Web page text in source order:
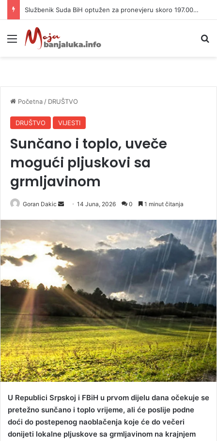
Službenik Suda BiH optužen za pronevjeru skoro 197.000 KM
Meni
Početna / DRUŠTVO
DRUŠTVO VIJESTI
Sunčano i toplo, uveče
mogući pljuskovi sa
grmljavinom
Goran Dakic
n
a
n
m
a
i
14 Juna, 2026 0 1 minut čitanja
U Republici Srpskoj i FBiH u prvom dijelu dana očekuje se
pretežno sunčano i toplo vrijeme, ali će poslije podne
doći do postepenog naoblačenja koje će do večeri
donijeti lokalne pljuskove sa grmljavinom na krajnjem